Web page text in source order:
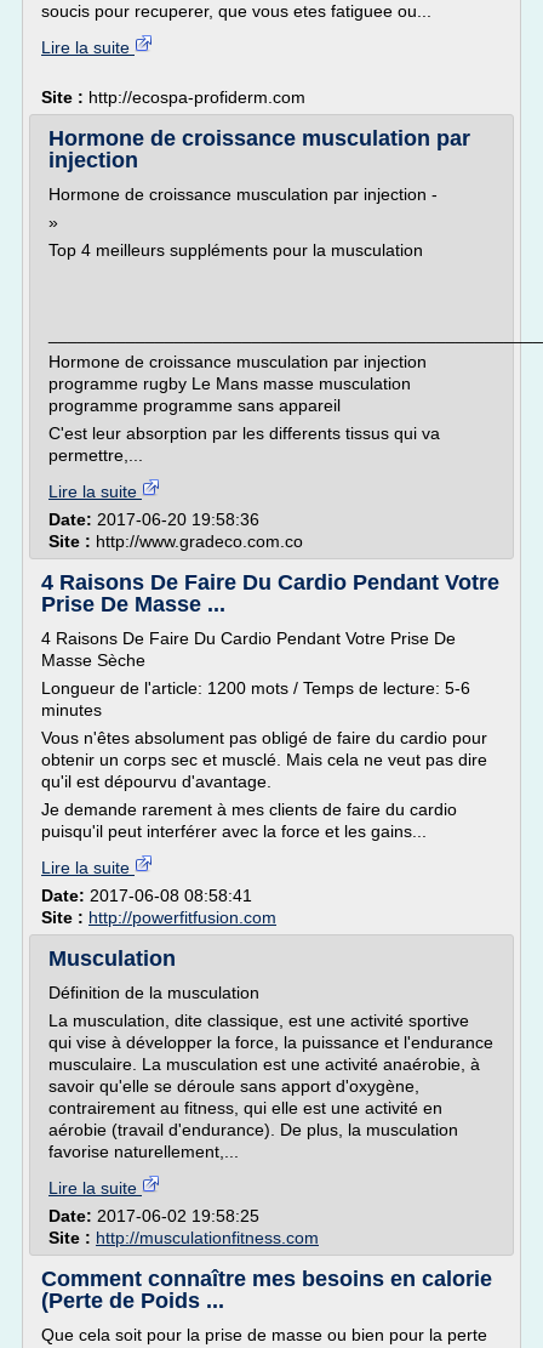
soucis pour recuperer, que vous etes fatiguee ou...
Lire la suite
Site : http://ecospa-profiderm.com
Hormone de croissance musculation par
injection
Hormone de croissance musculation par injection -
»
Top 4 meilleurs suppléments pour la musculation
Hormone de croissance musculation par injection
programme rugby Le Mans masse musculation
programme programme sans appareil
C'est leur absorption par les differents tissus qui va
permettre,...
Lire la suite
Date: 2017-06-20 19:58:36
Site : http://www.gradeco.com.co
4 Raisons De Faire Du Cardio Pendant Votre
Prise De Masse ...
4 Raisons De Faire Du Cardio Pendant Votre Prise De
Masse Sèche
Longueur de l'article: 1200 mots / Temps de lecture: 5-6
minutes
Vous n'êtes absolument pas obligé de faire du cardio pour
obtenir un corps sec et musclé. Mais cela ne veut pas dire
qu'il est dépourvu d'avantage.
Je demande rarement à mes clients de faire du cardio
puisqu'il peut interférer avec la force et les gains...
Lire la suite
Date: 2017-06-08 08:58:41
Site : http://powerfitfusion.com
Musculation
Définition de la musculation
La musculation, dite classique, est une activité sportive
qui vise à développer la force, la puissance et l'endurance
musculaire. La musculation est une activité anaérobie, à
savoir qu'elle se déroule sans apport d'oxygène,
contrairement au fitness, qui elle est une activité en
aérobie (travail d'endurance). De plus, la musculation
favorise naturellement,...
Lire la suite
Date: 2017-06-02 19:58:25
Site : http://musculationfitness.com
Comment connaître mes besoins en calorie
(Perte de Poids ...
Que cela soit pour la prise de masse ou bien pour la perte